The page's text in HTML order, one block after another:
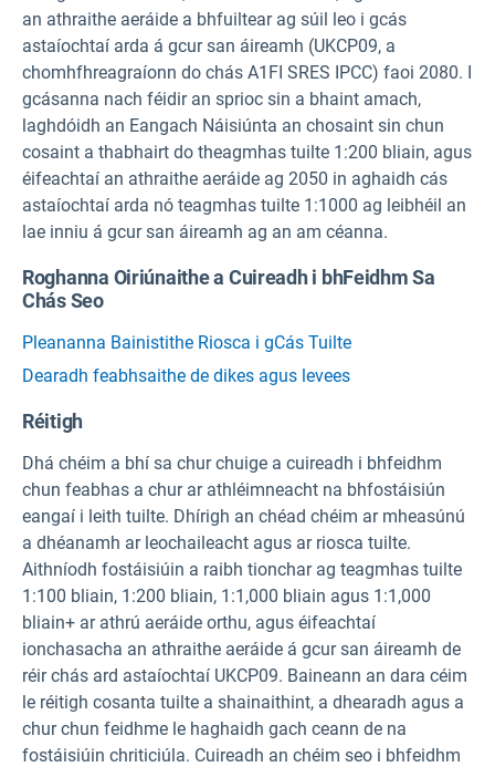
an athraithe aeráide a bhfuiltear ag súil leo i gcás
astaíochtaí arda á gcur san áireamh (UKCP09, a
chomhfhreagraíonn do chás A1FI SRES IPCC) faoi 2080. I
gcásanna nach féidir an sprioc sin a bhaint amach,
laghdóidh an Eangach Náisiúnta an chosaint sin chun
cosaint a thabhairt do theagmhas tuilte 1:200 bliain, agus
éifeachtaí an athraithe aeráide ag 2050 in aghaidh cás
astaíochtaí arda nó teagmhas tuilte 1:1000 ag leibhéil an
lae inniu á gcur san áireamh ag an am céanna.
Roghanna Oiriúnaithe a Cuireadh i bhFeidhm Sa
Chás Seo
Pleananna Bainistithe Riosca i gCás Tuilte
Dearadh feabhsaithe de dikes agus levees
Réitigh
Dhá chéim a bhí sa chur chuige a cuireadh i bhfeidhm
chun feabhas a chur ar athléimneacht na bhfostáisiún
eangaí i leith tuilte. Dhírigh an chéad chéim ar mheasúnú
a dhéanamh ar leochaileacht agus ar riosca tuilte.
Aithníodh fostáisiúin a raibh tionchar ag teagmhas tuilte
1:100 bliain, 1:200 bliain, 1:1,000 bliain agus 1:1,000
bliain+ ar athrú aeráide orthu, agus éifeachtaí
ionchasacha an athraithe aeráide á gcur san áireamh de
réir chás ard astaíochtaí UKCP09. Baineann an dara céim
le réitigh cosanta tuilte a shainaithint, a dhearadh agus a
chur chun feidhme le haghaidh gach ceann de na
fostáisiúin chriticiúla. Cuireadh an chéim seo i bhfeidhm